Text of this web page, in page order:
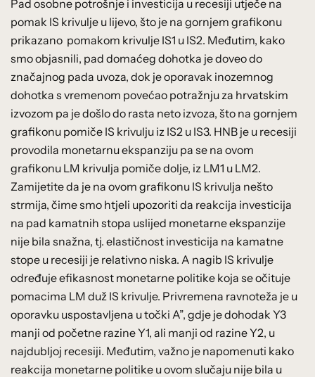
Pad osobne potrošnje i investicija u recesiji utječe na
pomak IS krivulje u lijevo, što je na gornjem grafikonu
prikazano pomakom krivulje IS1 u IS2. Međutim, kako
smo objasnili, pad domaćeg dohotka je doveo do
značajnog pada uvoza, dok je oporavak inozemnog
dohotka s vremenom povećao potražnju za hrvatskim
izvozom pa je došlo do rasta neto izvoza, što na gornjem
grafikonu pomiče IS krivulju iz IS2 u IS3. HNB je u recesiji
provodila monetarnu ekspanziju pa se na ovom
grafikonu LM krivulja pomiče dolje, iz LM1 u LM2.
Zamijetite da je na ovom grafikonu IS krivulja nešto
strmija, čime smo htjeli upozoriti da reakcija investicija
na pad kamatnih stopa uslijed monetarne ekspanzije
nije bila snažna, tj. elastičnost investicija na kamatne
stope u recesiji je relativno niska. A nagib IS krivulje
određuje efikasnost monetarne politike koja se očituje
pomacima LM duž IS krivulje. Privremena ravnoteža je u
oporavku uspostavljena u točki A”, gdje je dohodak Y3
manji od početne razine Y1, ali manji od razine Y2, u
najdubljoj recesiji. Međutim, važno je napomenuti kako
reakcija monetarne politike u ovom slučaju nije bila u